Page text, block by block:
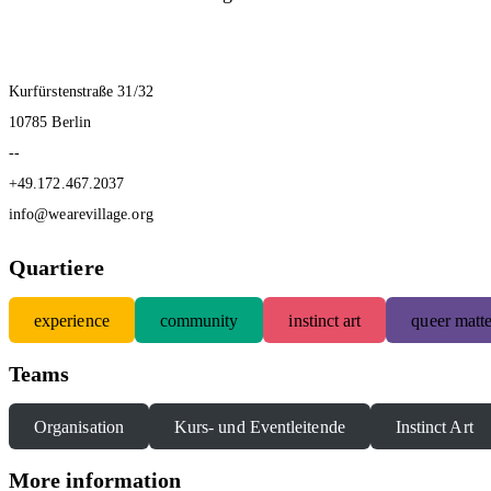
Kurfürstenstraße 31/32
10785 Berlin
--
+49.172.467.2037
info@wearevillage.org
Quartiere
experience community instinct art queer
Teams
Organisation Kurs- und Eventleitende Instinct Art
More information